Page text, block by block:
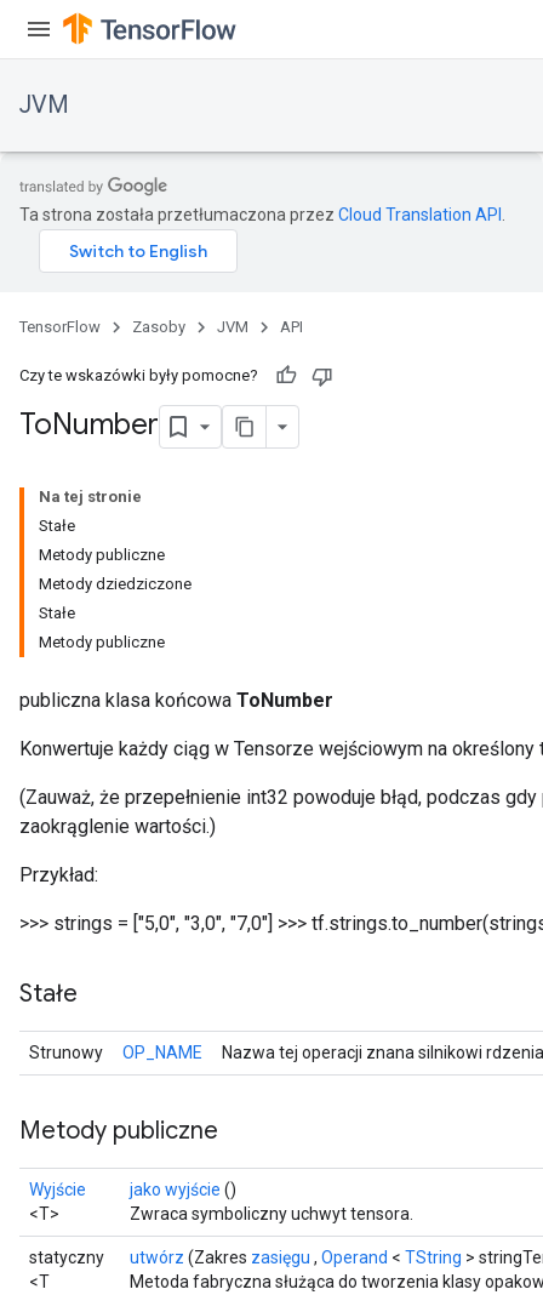
JVM
Ta strona została przetłumaczona przez Cloud Translation API
TensorFlow Zasoby JVM API
Czy te wskazówki były pomocne?
ToNumber
Na tej stronie
Stałe
Metody publiczne
Metody dziedziczone
Stałe
Metody publiczne
publiczna klasa końcowa ToNumber
Konwertuje każdy ciąg w Tensorze wejściowym na określony
(Zauważ, że przepełnienie int32 powoduje błąd, podczas
zaokrąglenie wartości.)
Przykład:
>>> strings = ["5,0", "3,0", "7,0"] >>>
Stałe
Strunowy OP_NAME Nazwa tej operacji znana silnikowi
Metody publiczne
Wyjście
<T>
jako wyjście ()
Zwraca symboliczny uchwyt tensora.
statyczny
<T
utwórz (Zakres zasięgu , Operand < TString >
Metoda fabryczna służąca do tworzenia klasy